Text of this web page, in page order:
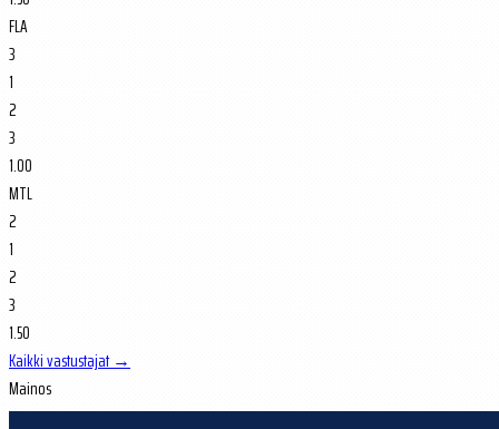
FLA
3
1
2
3
1.00
MTL
2
1
2
3
1.50
Kaikki vastustajat →
Mainos